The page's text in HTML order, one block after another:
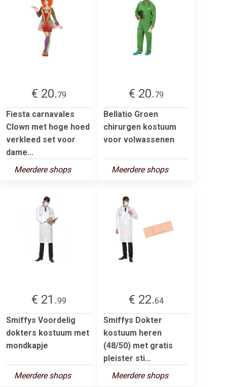
€ 20.79
Fiesta carnavales
Clown met hoge hoed
verkleed set voor
dame...
Meerdere shops
€ 20.79
Bellatio Groen
chirurgen kostuum
voor volwassenen
Meerdere shops
€ 21.99
Smiffys Voordelig
dokters kostuum met
mondkapje
Meerdere shops
€ 22.64
Smiffys Dokter
kostuum heren
(48/50) met gratis
pleister sti...
Meerdere shops